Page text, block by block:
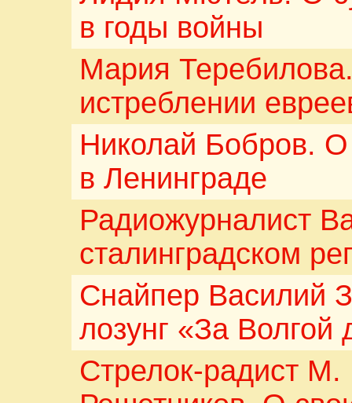
в годы войны
Мария
истреблении
Николай Бобров.
в Ленинграде
Радиожурналист
сталинградском
Снайпер Василий
лозунг «За Волгой
Стрелок-радист М.